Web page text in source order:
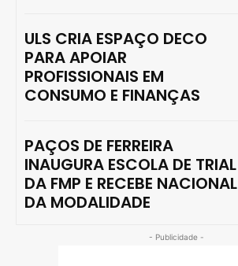
ULS CRIA ESPAÇO DECO
PARA APOIAR
PROFISSIONAIS EM
CONSUMO E FINANÇAS
PAÇOS DE FERREIRA
INAUGURA ESCOLA DE TRIAL
DA FMP E RECEBE NACIONAL
DA MODALIDADE
- Publicidade -